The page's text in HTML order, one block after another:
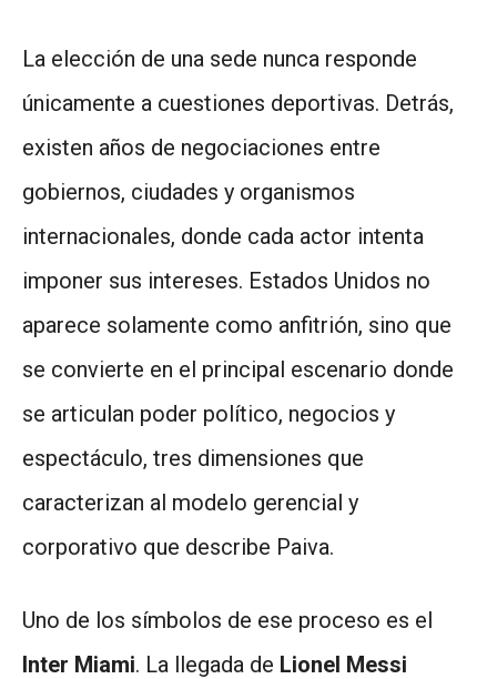
La elección de una sede nunca responde
únicamente a cuestiones deportivas. Detrás,
existen años de negociaciones entre
gobiernos, ciudades y organismos
internacionales, donde cada actor intenta
imponer sus intereses. Estados Unidos no
aparece solamente como anfitrión, sino que
se convierte en el principal escenario donde
se articulan poder político, negocios y
espectáculo, tres dimensiones que
caracterizan al modelo gerencial y
corporativo que describe Paiva.
Uno de los símbolos de ese proceso es el
Inter Miami. La llegada de Lionel Messi